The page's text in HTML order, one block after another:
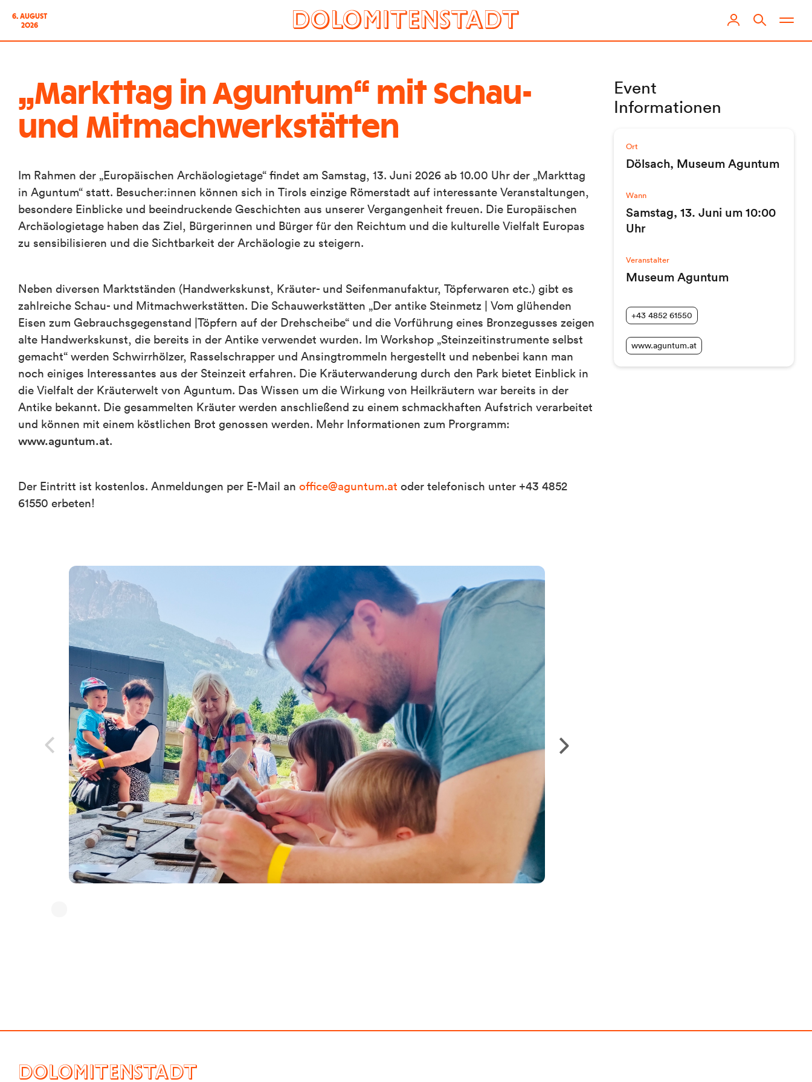
6. AUGUST
2026
„Markttag in Aguntum“ mit Schau-
und Mitmachwerkstätten
Im Rahmen der „Europäischen Archäologietage“ findet am Samstag, 13. Juni 2026 ab 10.00 Uhr der „Markttag
in Aguntum“ statt. Besucher:innen können sich in Tirols einzige Römerstadt auf interessante Veranstaltungen,
besondere Einblicke und beeindruckende Geschichten aus unserer Vergangenheit freuen. Die Europäischen
Archäologietage haben das Ziel, Bürgerinnen und Bürger für den Reichtum und die kulturelle Vielfalt Europas
zu sensibilisieren und die Sichtbarkeit der Archäologie zu steigern.
Neben diversen Marktständen (Handwerkskunst, Kräuter- und Seifenmanufaktur, Töpferwaren etc.) gibt es
zahlreiche Schau- und Mitmachwerkstätten. Die Schauwerkstätten „Der antike Steinmetz | Vom glühenden
Eisen zum Gebrauchsgegenstand |Töpfern auf der Drehscheibe“ und die Vorführung eines Bronzegusses zeigen
alte Handwerkskunst, die bereits in der Antike verwendet wurden. Im Workshop „Steinzeitinstrumente selbst
gemacht“ werden Schwirrhölzer, Rasselschrapper und Ansingtrommeln hergestellt und nebenbei kann man
noch einiges Interessantes aus der Steinzeit erfahren. Die Kräuterwanderung durch den Park bietet Einblick in
die Vielfalt der Kräuterwelt von Aguntum. Das Wissen um die Wirkung von Heilkräutern war bereits in der
Antike bekannt. Die gesammelten Kräuter werden anschließend zu einem schmackhaften Aufstrich verarbeitet
und können mit einem köstlichen Brot genossen werden. Mehr Informationen zum Prorgramm:
www.aguntum.at.
Der Eintritt ist kostenlos. Anmeldungen per E-Mail an office@aguntum.at oder telefonisch unter +43 4852
61550 erbeten!
Event
Informationen
Ort
Dölsach, Museum Aguntum
Wann
Samstag, 13. Juni um 10:00
Uhr
Veranstalter
Museum Aguntum
+43 4852 61550
www.aguntum.at
DOLOMITENSTADT